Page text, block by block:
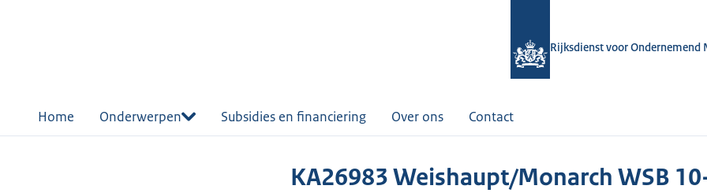
Rijksdienst voor Ondernemend
Home Onderwerpen Subsidies en financiering Over ons Contact
KA26983 Weishaupt/Monarch WSB